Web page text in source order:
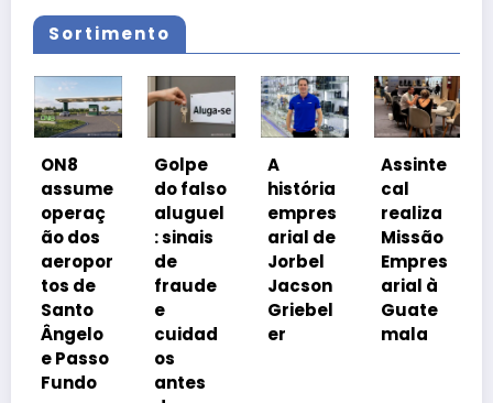
Sortimento
ON8
assume
operaç
ão dos
aeropor
tos de
Santo
Ângelo
e Passo
Fundo
Golpe
do falso
aluguel
: sinais
fraude
cuidad
antes
história
empres
arial de
Jorbel
Jacson
Griebel
Assinte
cal
realiza
Missão
Empres
arial à
Guate
mala